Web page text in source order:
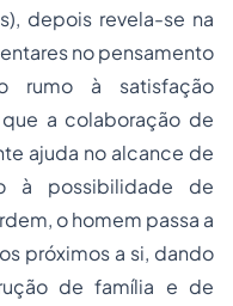
depois revela-se na
no pensamento
rumo à satisfação
a colaboração de
ajuda no alcance de
à possibilidade de
o homem passa a
próximos a si, dando
de família e de